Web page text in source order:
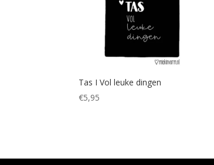
Tas I Vol leuke dingen
€5,95